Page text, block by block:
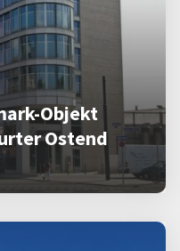
Objekt
Ostend